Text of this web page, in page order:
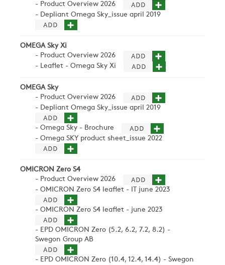
- Product Overview 2026
- Depliant Omega Sky_issue april 2019
OMEGA Sky Xi
- Product Overview 2026
- Leaflet - Omega Sky Xi
OMEGA Sky
- Product Overview 2026
- Depliant Omega Sky_issue april 2019
- Omega Sky - Brochure
- Omega SKY product sheet_issue 2022
OMICRON Zero S4
- Product Overview 2026
- OMICRON Zero S4 leaflet - IT june 2023
- OMICRON Zero S4 leaflet - june 2023
- EPD OMICRON Zero (5.2, 6.2, 7.2, 8.2) -
Swegon Group AB
- EPD OMICRON Zero (10.4, 12.4, 14.4) - Swegon